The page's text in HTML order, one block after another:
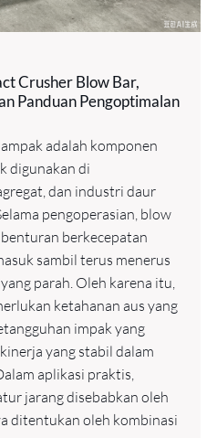
Crusher Blow Bar,
Panduan Pengoptimalan
adalah komponen
digunakan di
dan industri daur
pengoperasian, blow
berkecepatan
sambil terus menerus
parah. Oleh karena itu,
ketahanan aus yang
impak yang
yang stabil dalam
aplikasi praktis,
jarang disebabkan oleh
ditentukan oleh kombinasi